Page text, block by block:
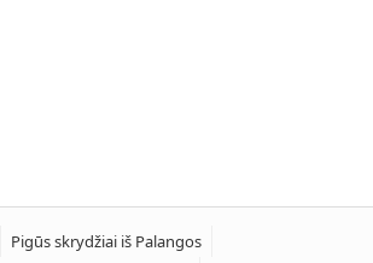
Pigūs skrydžiai iš Palangos